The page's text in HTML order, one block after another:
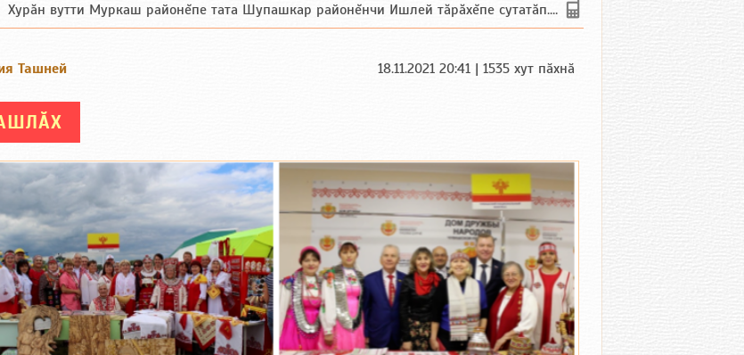
Хурăн вутти Муркаш районĕпе тата Шупашкар районĕнчи Ишлей тăрăхĕпе сутатăп. Ха...
Ташней 18.11.2021 20:41 | 1535 хут пӑхнӑ